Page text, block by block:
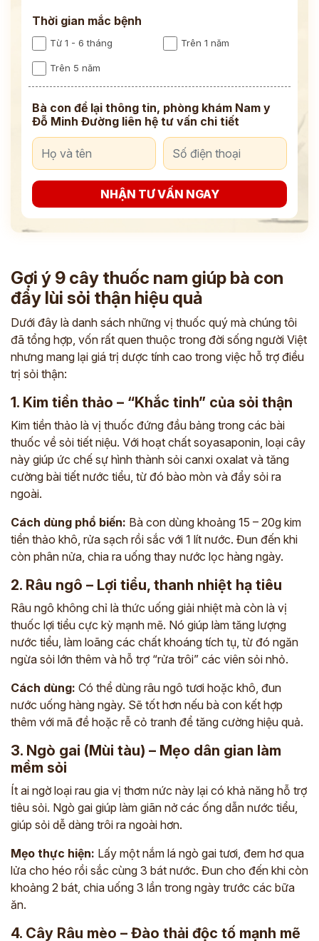
Thời gian mắc bệnh
Từ 1 - 6 tháng Trên 1 năm
Trên 5 năm
Bà con để lại thông tin, phòng khám Nam y
Đỗ Minh Đường liên hệ tư vấn chi tiết
NHẬN TƯ VẤN NGAY
Gợi ý 9 cây thuốc nam giúp bà con
đẩy lùi sỏi thận hiệu quả
Dưới đây là danh sách những vị thuốc quý mà chúng tôi
đã tổng hợp, vốn rất quen thuộc trong đời sống người Việt
nhưng mang lại giá trị dược tính cao trong việc hỗ trợ điều
trị sỏi thận:
1. Kim tiền thảo – “Khắc tinh” của sỏi thận
Kim tiền thảo là vị thuốc đứng đầu bảng trong các bài
thuốc về sỏi tiết niệu. Với hoạt chất soyasaponin, loại cây
này giúp ức chế sự hình thành sỏi canxi oxalat và tăng
cường bài tiết nước tiểu, từ đó bào mòn và đẩy sỏi ra
ngoài.
Cách dùng phổ biến: Bà con dùng khoảng 15 – 20g kim
tiền thảo khô, rửa sạch rồi sắc với 1 lít nước. Đun đến khi
còn phân nửa, chia ra uống thay nước lọc hàng ngày.
2. Râu ngô – Lợi tiểu, thanh nhiệt hạ tiêu
Râu ngô không chỉ là thức uống giải nhiệt mà còn là vị
thuốc lợi tiểu cực kỳ mạnh mẽ. Nó giúp làm tăng lượng
nước tiểu, làm loãng các chất khoáng tích tụ, từ đó ngăn
ngừa sỏi lớn thêm và hỗ trợ “rửa trôi” các viên sỏi nhỏ.
Cách dùng: Có thể dùng râu ngô tươi hoặc khô, đun
nước uống hàng ngày. Sẽ tốt hơn nếu bà con kết hợp
thêm với mã đề hoặc rễ cỏ tranh để tăng cường hiệu quả.
3. Ngò gai (Mùi tàu) – Mẹo dân gian làm
mềm sỏi
Ít ai ngờ loại rau gia vị thơm nức này lại có khả năng hỗ trợ
tiêu sỏi. Ngò gai giúp làm giãn nở các ống dẫn nước tiểu,
giúp sỏi dễ dàng trôi ra ngoài hơn.
Mẹo thực hiện: Lấy một nắm lá ngò gai tươi, đem hơ qua
lửa cho héo rồi sắc cùng 3 bát nước. Đun cho đến khi còn
khoảng 2 bát, chia uống 3 lần trong ngày trước các bữa
ăn.
4. Cây Râu mèo – Đào thải độc tố mạnh mẽ